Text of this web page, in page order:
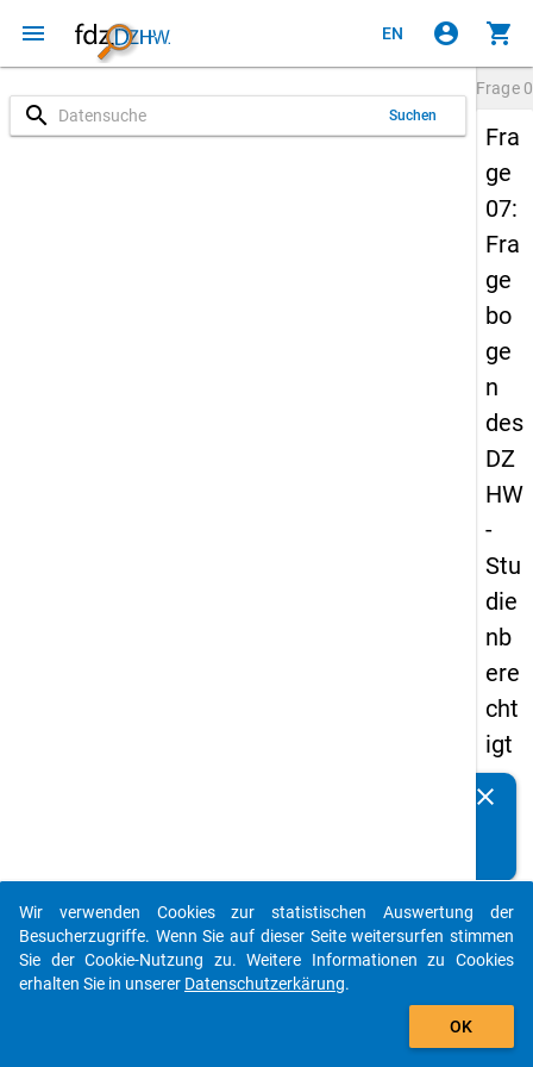
menu EN account_circle shopping_cart
search Suchen
Frage
Fra
ge
07:
Fra
ge
bo
ge
n
des
DZ
HW
-
Stu
die
nb
ere
cht
igt
en
s
20
15
clear
auto_stories
add_shopping_cart
Wir verwenden Cookies zur statistischen Auswertung der
Besucherzugriffe. Wenn Sie auf dieser Seite weitersurfen stimmen
Sie der Cookie-Nutzung zu. Weitere Informationen zu Cookies
erhalten Sie in unserer Datenschutzerkärung.
OK